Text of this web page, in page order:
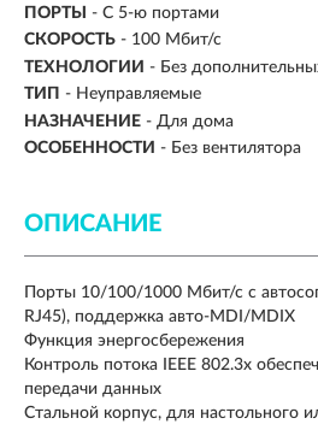
ПОРТЫ
- С 5-ю портами
СКОРОСТЬ - 100 Мбит/с
ТЕХНОЛОГИИ - Без
ТИП - Неуправляемые
НАЗНАЧЕНИЕ - Для дома
ОСОБЕННОСТИ - Без вентилятора
ОПИСАНИЕ
Порты 10/100/1000 Мбит/с с
RJ45), поддержка авто-MDI/MDIX
Функция энергосбережения
Контроль потока IEEE 802.3x
передачи данных
Стальной корпус, для настольного